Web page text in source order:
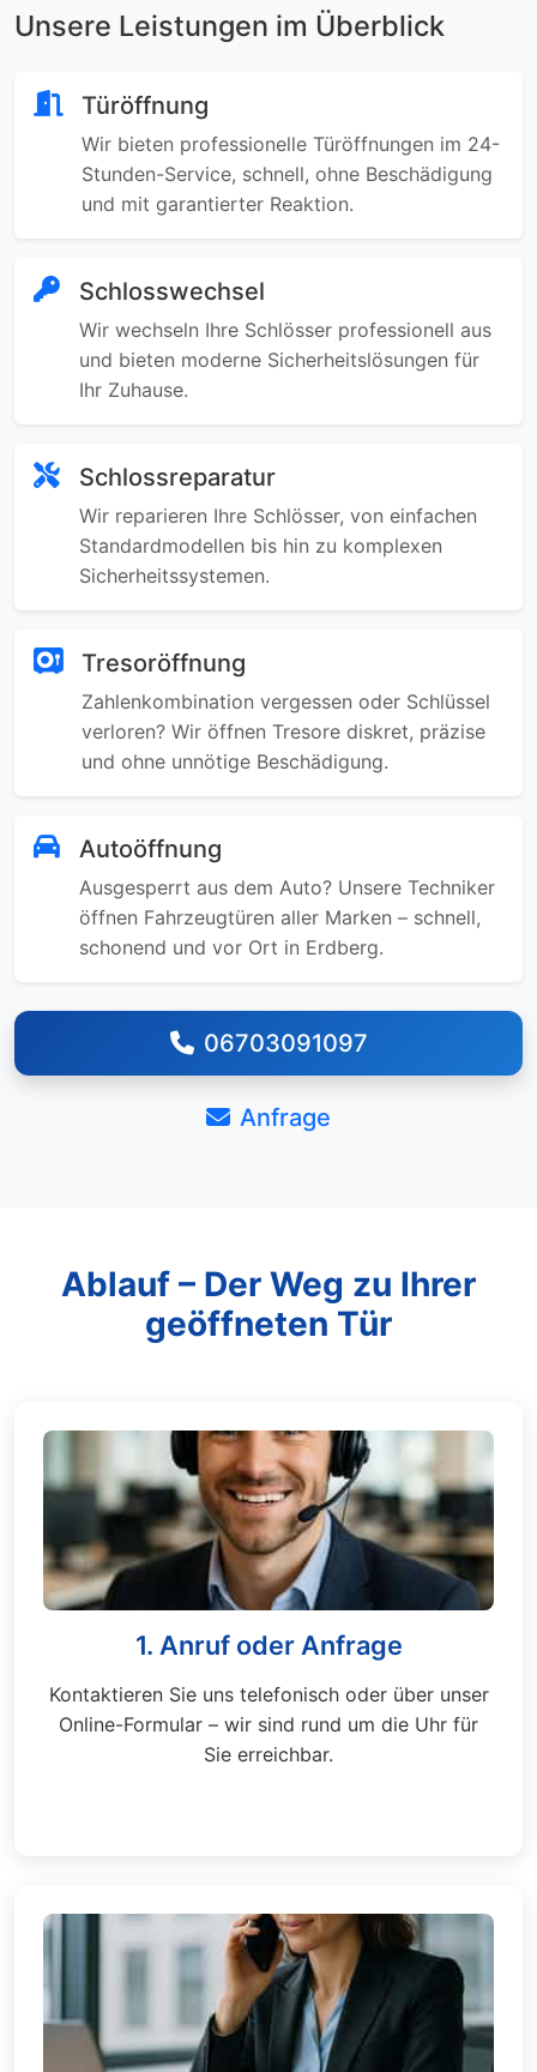
Unsere Leistungen im Überblick
Türöffnung
Wir bieten professionelle Türöffnungen im 24-
Stunden-Service, schnell, ohne Beschädigung
und mit garantierter Reaktion.
Schlosswechsel
Wir wechseln Ihre Schlösser professionell aus
und bieten moderne Sicherheitslösungen für
Ihr Zuhause.
Schlossreparatur
Wir reparieren Ihre Schlösser, von einfachen
Standardmodellen bis hin zu komplexen
Sicherheitssystemen.
Tresoröffnung
Zahlenkombination vergessen oder Schlüssel
verloren? Wir öffnen Tresore diskret, präzise
und ohne unnötige Beschädigung.
Autoöffnung
Ausgesperrt aus dem Auto? Unsere Techniker
öffnen Fahrzeugtüren aller Marken – schnell,
schonend und vor Ort in Erdberg.
06703091097
Anfrage
Ablauf – Der Weg zu Ihrer
geöffneten Tür
1. Anruf oder Anfrage
Kontaktieren Sie uns telefonisch oder über unser
Online-Formular – wir sind rund um die Uhr für
Sie erreichbar.